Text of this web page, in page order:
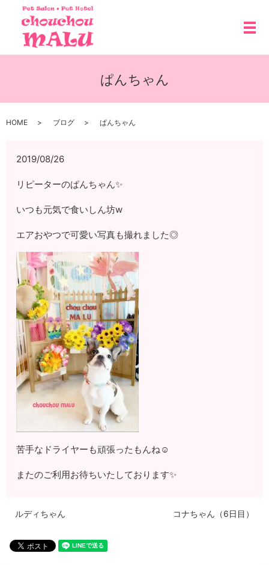
メ
ぱんちゃん
HOME ブログ ぱんちゃん
2019/08/26
リピーターのぱんちゃん✨
いつも元気で食いしん坊w
エアおやつで可愛い写真も撮れました◎
苦手なドライヤーも頑張ったもんね☺
またのご利用お待ちいたしております✨
ルディちゃん コナちゃん（6日目）